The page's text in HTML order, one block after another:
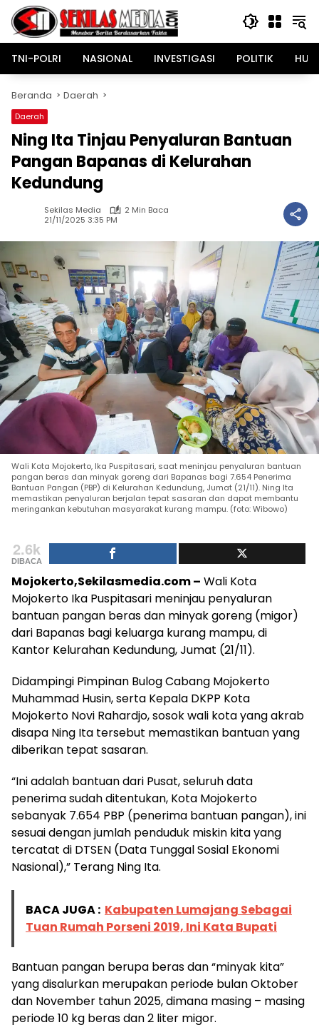
Langsung
konten
TNI-POLRI
NASIONAL INVESTIGASI POLITIK
Beranda Daerah
Daerah
Ning Ita Tinjau Penyaluran Bantuan
Pangan Bapanas di Kelurahan
Kedundung
Sekilas Media
2 Min Baca
21/11/2025 3:35 PM
Wali Kota Mojokerto, Ika Puspitasari, saat meninjau penyaluran bantuan
pangan beras dan minyak goreng dari Bapanas bagi 7.654 Penerima
Bantuan Pangan (PBP) di Kelurahan Kedundung, Jumat (21/11). Ning Ita
memastikan penyaluran berjalan tepat sasaran dan dapat membantu
meringankan kebutuhan masyarakat kurang mampu. (foto: Wibowo)
2.6k
DIBACA
Mojokerto,Sekilasmedia.com – Wali Kota
Mojokerto Ika Puspitasari meninjau penyaluran
bantuan pangan beras dan minyak goreng (migor)
dari Bapanas bagi keluarga kurang mampu, di
Kantor Kelurahan Kedundung, Jumat (21/11).
Didampingi Pimpinan Bulog Cabang Mojokerto
Muhammad Husin, serta Kepala DKPP Kota
Mojokerto Novi Rahardjo, sosok wali kota yang akrab
disapa Ning Ita tersebut memastikan bantuan yang
diberikan tepat sasaran.
“Ini adalah bantuan dari Pusat, seluruh data
penerima sudah ditentukan, Kota Mojokerto
sebanyak 7.654 PBP (penerima bantuan pangan), ini
sesuai dengan jumlah penduduk miskin kita yang
tercatat di DTSEN (Data Tunggal Sosial Ekonomi
Nasional),” Terang Ning Ita.
BACA JUGA : Kabupaten Lumajang Sebagai
Tuan Rumah Porseni 2019, Ini Kata Bupati
Bantuan pangan berupa beras dan “minyak kita”
yang disalurkan merupakan periode bulan Oktober
dan November tahun 2025, dimana masing – masing
periode 10 kg beras dan 2 liter migor.